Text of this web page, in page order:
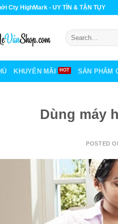
Cty HighMark - UY TÍN & TẬN TỤY
Search
for:
KHUYẾN MÃI SẢN PHẨM
Dùng máy
POSTED